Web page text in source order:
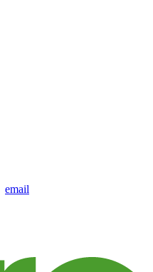
email